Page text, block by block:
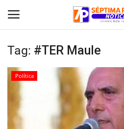
Inicio
Policial
Tag: #TER Maule
Política